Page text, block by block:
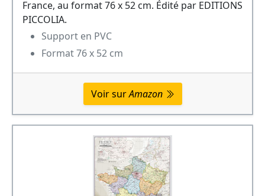
France, au format 76 x 52 cm. Édité par EDITIONS
PICCOLIA.
Support en PVC
Format 76 x 52 cm
Voir surAmazon